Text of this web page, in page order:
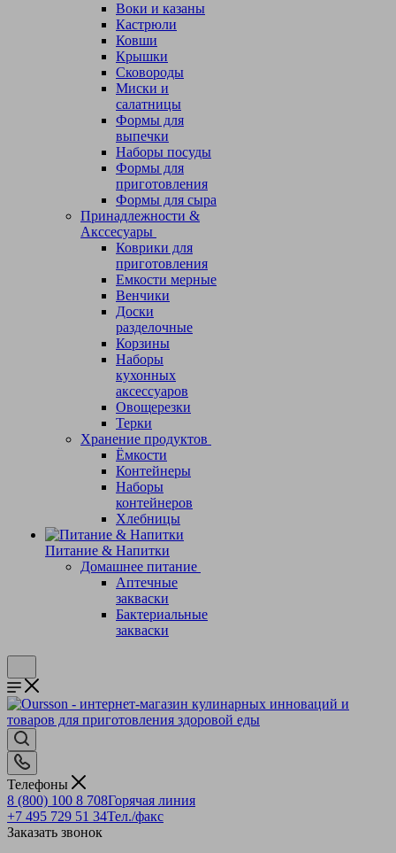
Воки и казаны
Кастрюли
Ковши
Крышки
Сковороды
Миски и
салатницы
Формы для
выпечки
Наборы посуды
Формы для
приготовления
Формы для сыра
Принадлежности &
Акссесуары
Коврики для
приготовления
Емкости мерные
Венчики
Доски
разделочные
Корзины
Наборы
кухонных
аксессуаров
Овощерезки
Терки
Хранение продуктов
Ёмкости
Контейнеры
Наборы
контейнеров
Хлебницы
Питание & Напитки
Домашнее питание
Аптечные
закваски
Бактериальные
закваски
Телефоны
8 (800) 100 8 708Горячая линия
+7 495 729 51 34Тел./факс
Заказать звонок